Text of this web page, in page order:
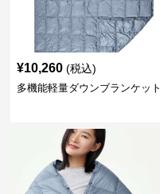
¥10,260 (税込)
多機能軽量ダウンブランケット